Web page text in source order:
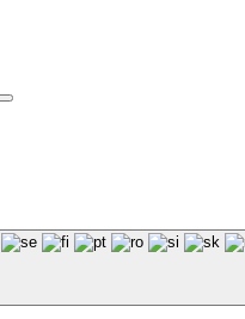
Suche